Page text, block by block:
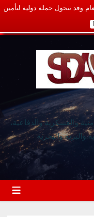
وقد تتحول حملة دولية لتأمين
والعسكرية والدفاعية،
والبحرية